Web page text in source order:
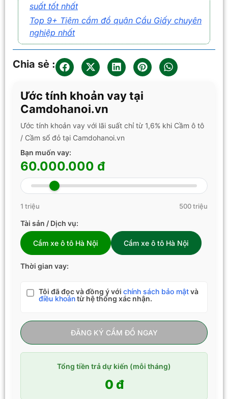
suất tốt nhất
Top 9+ Tiệm cầm đồ quận Cầu Giấy chuyên
nghiệp nhất
Chia sẻ :
Ước tính khoản vay tại
Camdohanoi.vn
Ước tính khoản vay với lãi suất chỉ từ 1,6% khi Cầm ô tô
/ Cầm sổ đỏ tại Camdohanoi.vn
Bạn muốn vay:
60.000.000 đ
1 triệu 500 triệu
Tài sản / Dịch vụ:
Cầm xe ô tô Hà Nội Cầm xe ô tô Hà Nội
Thời gian vay:
Tôi đã đọc và đồng ý với chính sách bảo mậtvà
điều khoảntừ hệ thống xác nhận.
ĐĂNG KÝ CẦM ĐỒ NGAY
Tổng tiền trả dự kiến (mỗi tháng)
0 đ